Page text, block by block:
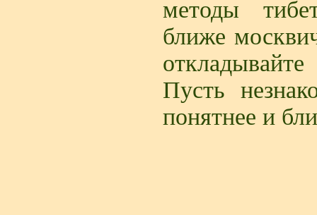
методы
ближе
Пусть
понятнее и